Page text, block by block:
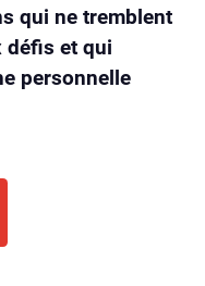
qui ne tremblent
défis et qui
personnelle